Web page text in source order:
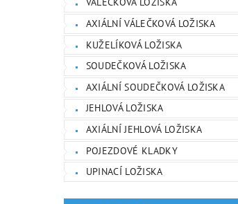
AXIÁLNÍ VÁLEČKOVÁ LOŽISKA
KUŽELÍKOVÁ LOŽISKA
SOUDEČKOVÁ LOŽISKA
AXIÁLNÍ SOUDEČKOVÁ LOŽISKA
JEHLOVÁ LOŽISKA
AXIÁLNÍ JEHLOVÁ LOŽISKA
POJEZDOVÉ KLADKY
UPINACÍ LOŽISKA